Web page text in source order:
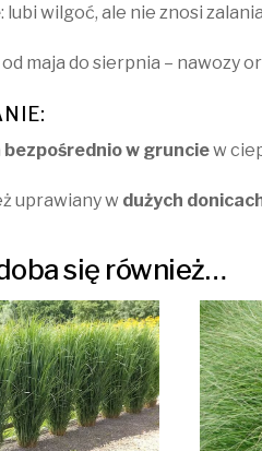
: lubi wilgoć, ale nie znosi
od maja do sierpnia – nawozy
bezpośrednio w grunciew
uprawiany w dużych
się również…